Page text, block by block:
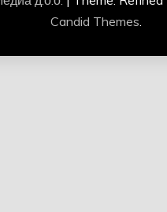
Candid Themes.